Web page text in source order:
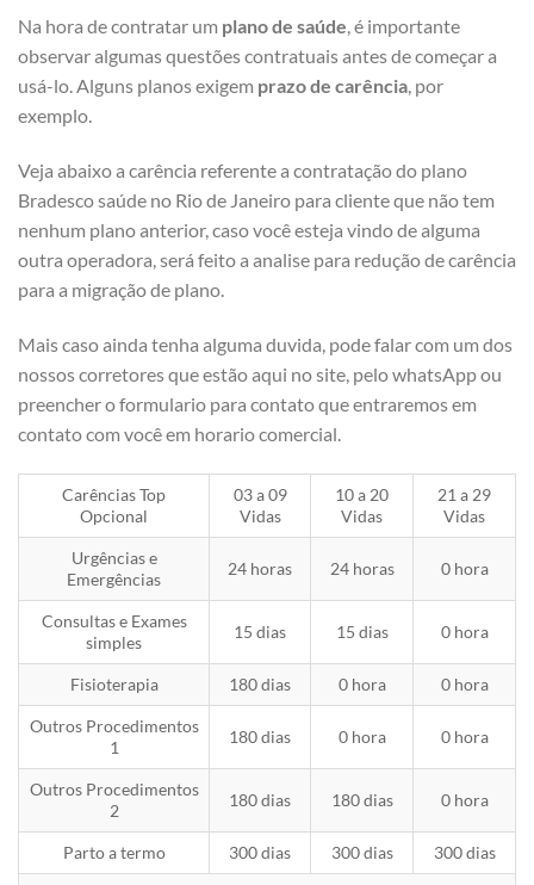
Na hora de contratar um plano de saúde, é importante
observar algumas questões contratuais antes de começar a
usá-lo. Alguns planos exigem prazo de carência, por
exemplo.
Veja abaixo a carência referente a contratação do plano
Bradesco saúde no Rio de Janeiro para cliente que não tem
nenhum plano anterior, caso você esteja vindo de alguma
outra operadora, será feito a analise para redução de carência
para a migração de plano.
Mais caso ainda tenha alguma duvida, pode falar com um dos
nossos corretores que estão aqui no site, pelo whatsApp ou
preencher o formulario para contato que entraremos em
contato com você em horario comercial.
Carências Top
Opcional
03 a 09
Vidas
10 a 20
Vidas
21 a 29
Vidas
Urgências e
Emergências
24 horas 24 horas 0 hora
Consultas e Exames
simples
15 dias 15 dias 0 hora
Fisioterapia 180 dias 0 hora 0 hora
Outros Procedimentos
1
180 dias 0 hora 0 hora
Outros Procedimentos
2
180 dias 180 dias 0 hora
Parto a termo 300 dias 300 dias 300 dias